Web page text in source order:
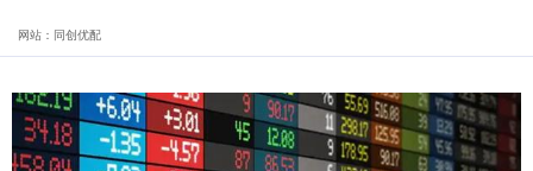
网站：同创优配